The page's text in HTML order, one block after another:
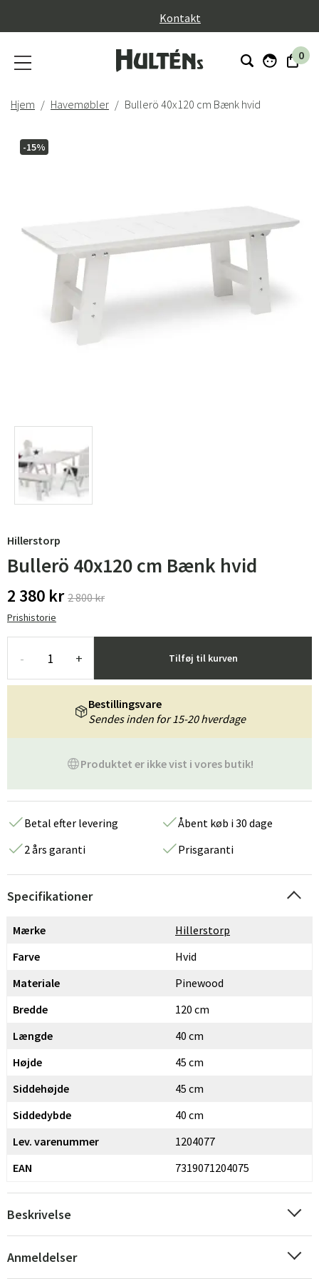
Kontakt
0
Hjem Havemøbler Bullerö 40x120 cm Bænk hvid
-15%
Hillerstorp
Bullerö 40x120 cm Bænk hvid
2 380 kr 2 800 kr
Prishistorie
- + Tilføj til kurven
Produktet er ikke vist i vores butik!
Bestillingsvare
Sendes inden for 15-20 hverdage
Betal efter levering
Åbent køb i 30 dage
2 års garanti
Prisgaranti
Specifikationer
Mærke
Hillerstorp
Farve
Hvid
Materiale
Pinewood
Bredde
120 cm
Længde
40 cm
Højde
45 cm
Siddehøjde
45 cm
Siddedybde
40 cm
Lev. varenummer
1204077
EAN
7319071204075
Beskrivelse
Anmeldelser